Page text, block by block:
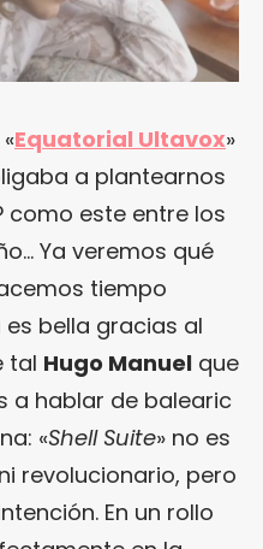
Equatorial Ultavox»
a plantearnos
como este entre los
Ya veremos qué
tiempo
bella gracias al
tal Hugo Manuel que
a hablar de balearic
«Shell Suite» no es
revolucionario, pero
En un rollo